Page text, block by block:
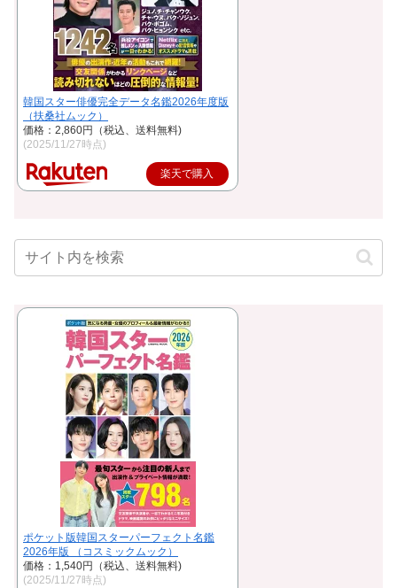
韓国スター俳優完全データ名鑑2026年度版
（扶桑社ムック）
価格：2,860円（税込、送料無料)
(2025/11/27時点)
楽天で購入
ポケット版韓国スターパーフェクト名鑑
2026年版 （コスミックムック）
価格：1,540円（税込、送料無料)
(2025/11/27時点)